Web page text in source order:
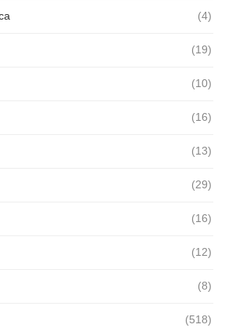
(4)
(19)
(10)
(16)
(13)
(29)
(16)
(12)
(8)
(518)